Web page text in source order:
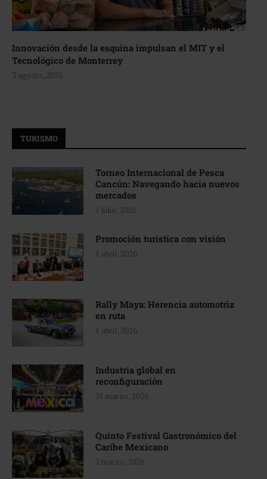
Innovación desde la esquina impulsan el MIT y el
Tecnológico de Monterrey
3 agosto, 2026
TURISMO
Torneo Internacional de Pesca
Cancún: Navegando hacia nuevos
mercados
1 julio, 2026
Promoción turística con visión
1 abril, 2026
Rally Maya: Herencia automotriz
en ruta
1 abril, 2026
Industria global en
reconfiguración
31 marzo, 2026
Quinto Festival Gastronómico del
Caribe Mexicano
2 marzo, 2026